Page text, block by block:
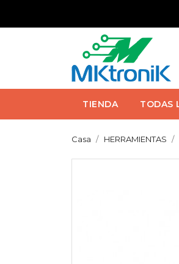
TIENDA TODAS
Casa HERRAMIENTAS